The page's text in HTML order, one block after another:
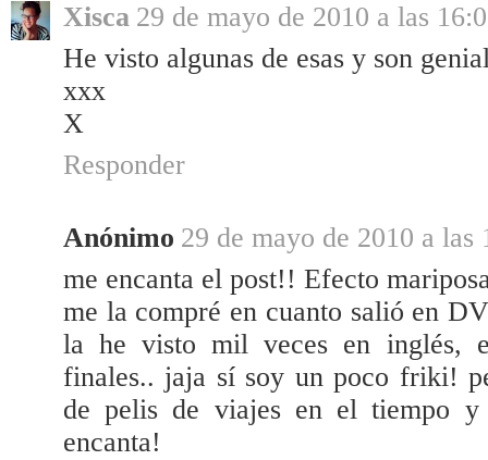
Xisca 29 de mayo de 2010 a las
He visto algunas de esas y son
xxx
X
Responder
Anónimo 29 de mayo de 2010 a las
me encanta el post!! Efecto
me la compré en cuanto salió en
la he visto mil veces en inglés,
finales.. jaja sí soy un poco friki!
de pelis de viajes en el tiempo y
encanta!